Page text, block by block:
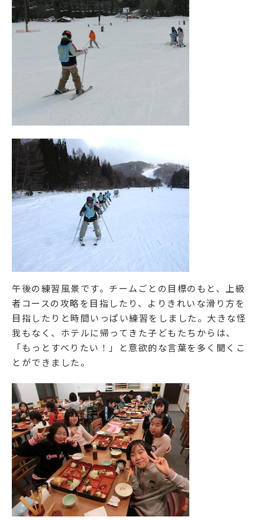
午後の練習風景です。チームごとの目標のもと、上級
者コースの攻略を目指したり、よりきれいな滑り方を
目指したりと時間いっぱい練習をしました。大きな怪
我もなく、ホテルに帰ってきた子どもたちからは、
「もっとすべりたい！」と意欲的な言葉を多く聞くこ
とができました。